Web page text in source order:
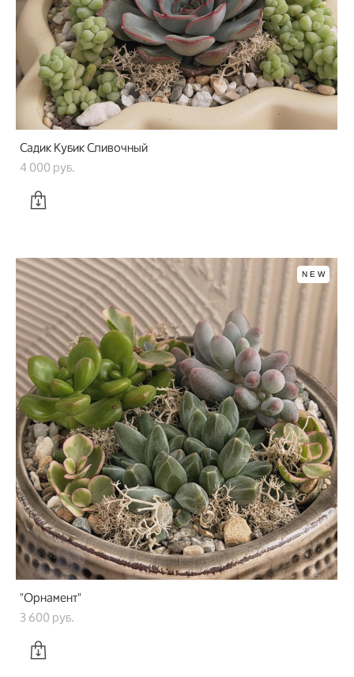
Садик Кубик Сливочный
4 000 pуб.
NEW
"Орнамент"
3 600 pуб.